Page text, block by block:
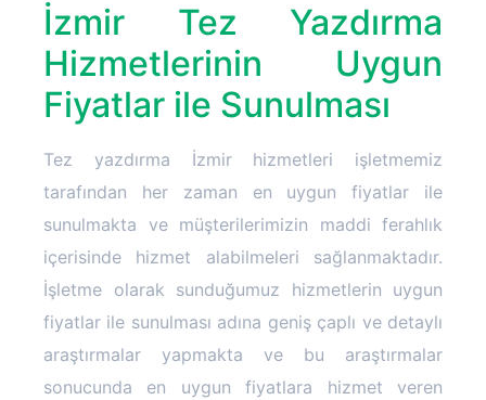
İzmir Tez Yazdırma
Hizmetlerinin Uygun
Fiyatlar ile Sunulması
Tez yazdırma İzmir hizmetleri işletmemiz
tarafından her zaman en uygun fiyatlar ile
sunulmakta ve müşterilerimizin maddi ferahlık
içerisinde hizmet alabilmeleri sağlanmaktadır.
İşletme olarak sunduğumuz hizmetlerin uygun
fiyatlar ile sunulması adına geniş çaplı ve detaylı
araştırmalar yapmakta ve bu araştırmalar
sonucunda en uygun fiyatlara hizmet veren